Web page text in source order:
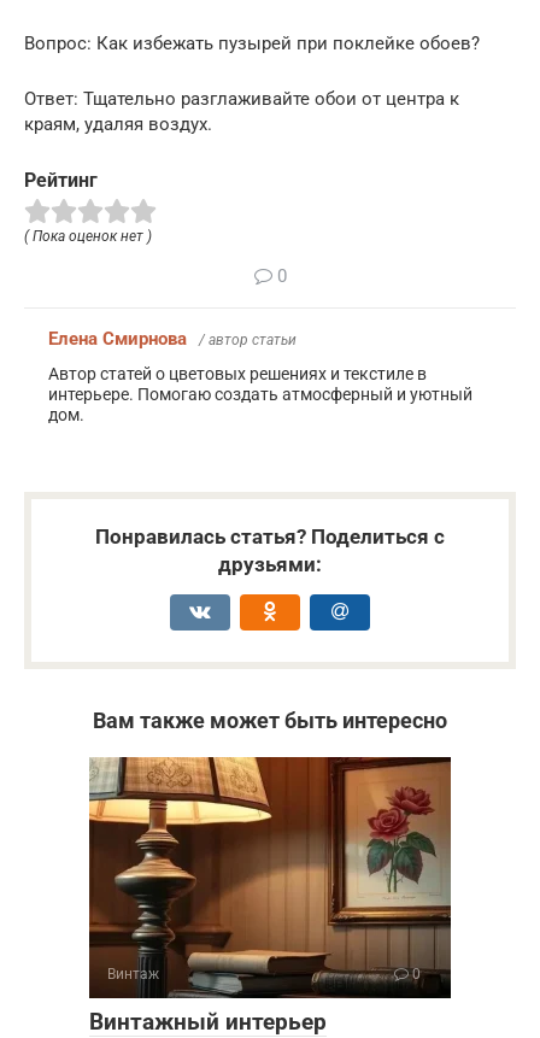
Вопрос: Как избежать пузырей при поклейке обоев?
Ответ: Тщательно разглаживайте обои от центра к
краям, удаляя воздух.
Рейтинг
( Пока оценок нет )
0
Елена Смирнова / автор статьи
Автор статей о цветовых решениях и текстиле в
интерьере. Помогаю создать атмосферный и уютный
дом.
Понравилась статья? Поделиться с
друзьями:
Вам также может быть интересно
Винтаж 0
Винтажный интерьер